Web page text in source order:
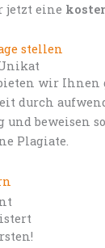
jetzt eine
stellen
wir Ihnen
durch
und beweisen
Plagiate.